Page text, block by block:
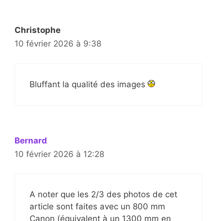
Christophe
10 février 2026 à 9:38
Bluffant la qualité des images
Bernard
10 février 2026 à 12:28
A noter que les 2/3 des photos de cet
article sont faites avec un 800 mm
Canon (équivalent à un 1300 mm en